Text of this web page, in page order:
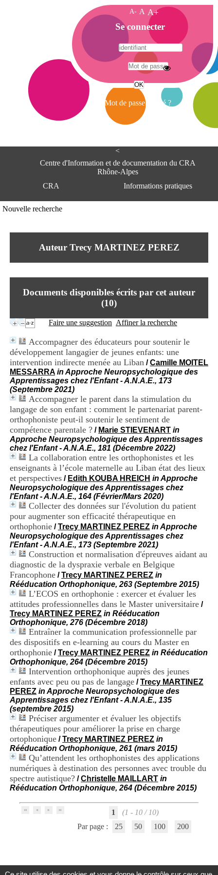
<
Centre d'Information et de documentation du CRA
Rhône-Alpes
CRA
Informations pratiques
Centre Hospitalier le Vinatier
95, Bd Pinel
Lundi au Vendredi
Contact
Mail
Nouvelle recherche
Auteur Trecy MARTINEZ PEREZ
Documents disponibles écrits par cet auteur
(10)
Faire une suggestion Affiner la recherche
Accompagner des éducateurs pour soutenir le
développement langagier de jeunes enfants: une
intervention indirecte menée au Liban /Camille MOITEL
MESSARRA in Approche Neuropsychologique des
Apprentissages chez l'Enfant - A.N.A.E., 173
(Septembre 2021)
Accompagner le parent dans la stimulation du
langage de son enfant : comment le partenariat parent-
orthophoniste peut-il soutenir le sentiment de
compétence parentale ? / Marie STIEVENART in
Approche Neuropsychologique des Apprentissages
chez l'Enfant - A.N.A.E., 181 (Décembre 2022)
La collaboration entre les orthophonistes et les
enseignants à l’école maternelle au Liban état des lieux
et perspectives / Edith KOUBA HREICH in Approche
Neuropsychologique des Apprentissages chez
l'Enfant - A.N.A.E., 164 (Février/Mars 2020)
Collecter des données sur l'évolution du patient
pour augmenter son efficacité thérapeutique en
orthophonie /Trecy MARTINEZ PEREZ in Approche
Neuropsychologique des Apprentissages chez
l'Enfant - A.N.A.E., 173 (Septembre 2021)
Construction et normalisation d'épreuves aidant au
diagnostic de la dyspraxie verbale en Belgique
Francophone /Trecy MARTINEZ PEREZ in
Rééducation Orthophonique, 263 (Septembre 2015)
L’ECOS en orthophonie : exercer et évaluer les
attitudes professionnelles dans le Master universitaire /
Trecy MARTINEZ PEREZ in Rééducation
Orthophonique, 276 (Décembre 2018)
Entraîner la communication professionnelle par
des dispositifs en e-learning au cours du Master en
orthophonie /Trecy MARTINEZ PEREZ in Rééducation
Orthophonique, 264 (Décembre 2015)
Intervention orthophonique auprès des jeunes
enfants avec peu ou pas de langage /Trecy MARTINEZ
PEREZ in Approche Neuropsychologique des
Apprentissages chez l'Enfant - A.N.A.E., 135
(septembre 2015)
Préciser argumenter et évaluer les objectifs
thérapeutiques pour améliorer la prise en charge
ortophonique /Trecy MARTINEZ PEREZ in
Rééducation Orthophonique, 261 (mars 2015)
Qu’attendent les orthophonistes des applications
numériques à destination des personnes avec trouble du
spectre autistique? /Christelle MAILLART in
Rééducation Orthophonique, 264 (Décembre 2015)
1
(1 - 10 / 10)
Par page :
25 50 100 200
A- A A+
A
c
c
e
i
Se connecter
Mot de passe oublié ?
A
e
e
n
o
i
e
t
e
D
o
c
u
e
n
a
t
i
o
n
d
u
C
R
A
h
ô
n
e
-
A
l
p
e
C
e
n
t
r
e
H
o
s
p
i
t
l
i
e
r
e
V
i
n
a
e
â
t